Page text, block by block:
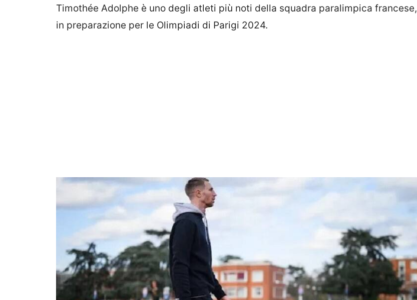
Timothée Adolphe è uno degli atleti più noti della squadra paralimpica francese,
in preparazione per le Olimpiadi di Parigi 2024.